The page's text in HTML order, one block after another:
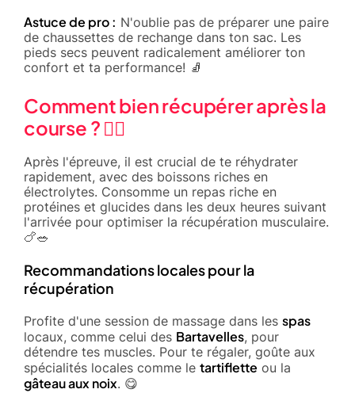
Astuce de pro : N'oublie pas de préparer une paire
de chaussettes de rechange dans ton sac. Les
pieds secs peuvent radicalement améliorer ton
confort et ta performance! 🧦
Comment bien récupérer après la
course ? 🧘‍♂️
Après l'épreuve, il est crucial de te réhydrater
rapidement, avec des boissons riches en
électrolytes. Consomme un repas riche en
protéines et glucides dans les deux heures suivant
l'arrivée pour optimiser la récupération musculaire.
🍗🥗
Recommandations locales pour la
récupération
Profite d'une session de massage dans les spas
locaux, comme celui des Bartavelles, pour
détendre tes muscles. Pour te régaler, goûte aux
spécialités locales comme le tartiflette ou la
gâteau aux noix. 😋